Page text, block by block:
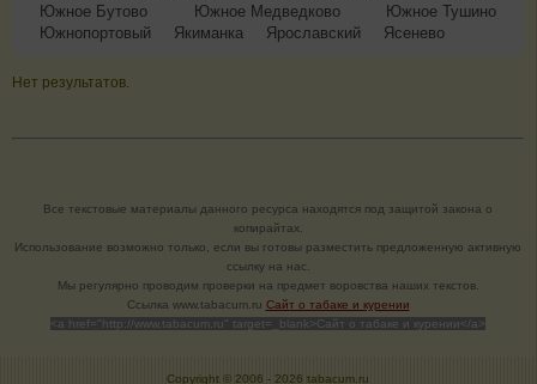
Южное Бутово
Южное Медведково
Южное Тушино
Южнопортовый
Якиманка Ярославский Ясенево
Нет результатов.
Все текстовые материалы данного ресурса находятся под защитой закона о
копирайтах.
Использование возможно только, если вы готовы разместить предложенную активную
ссылку на нас.
Мы регулярно проводим проверки на предмет воровства наших текстов.
Cсылка www.tabacum.ru Сайт о табаке и курении
<a href="http://www.tabacum.ru" target=_blank>Сайт о табаке и курении</a>
Copyright © 2006 - 2026 tabacum.ru